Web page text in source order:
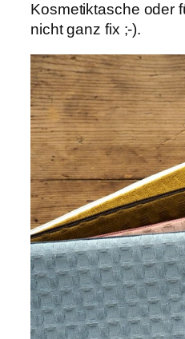
Kosmetiktasche oder
nicht ganz fix ;-).